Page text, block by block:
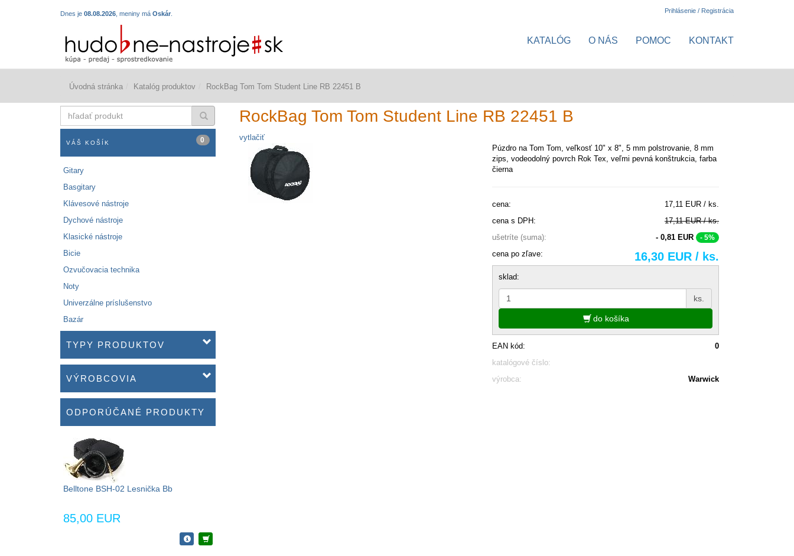
Dnes je 08.08.2026 , meniny má Oskár Prihlásenie / Registrácia
KATALÓG O NÁS POMOC KONTAKT
Úvodná stránka Katalóg produktov RockBag Tom Tom Student Line RB 22451 B
produkt
VÁŠ KOŠÍK 0
Gitary
Basgitary
Klávesové nástroje
Dychové nástroje
Klasické nástroje
Bicie
Ozvučovacia technika
Noty
Univerzálne príslušenstvo
Bazár
TYPY PRODUKTOV
VÝROBCOVIA
ODPORÚČANÉ PRODUKTY
Belltone BSH-02 Lesnička Bb
85,00 EUR
RockBag Tom Tom Student Line RB 22451 B
vytlačiť
Púzdro na Tom Tom, veľkosť 10" x 8", 5 mm polstrovanie, 8 mm
zips, vodeodolný povrch Rok Tex, veľmi pevná konštrukcia, farba
čierna
cena:
17,11 EUR / ks.
cena s DPH:
17,11 EUR / ks.
ušetríte (suma):
- 0,81 EUR - 5%
cena po zľave: 16,30 EUR / ks.
sklad:
ks.
do košíka
EAN kód:
0
katalógové číslo:
výrobca:
Warwick